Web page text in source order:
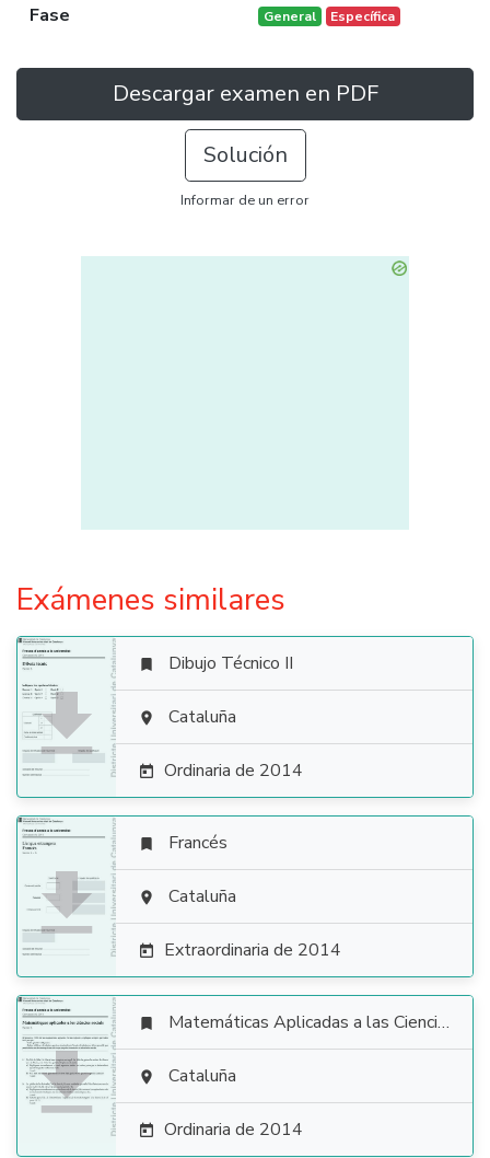
Fase General Específica
Descargar examen en PDF
Solución
Informar de un error
Exámenes similares

 Dibujo Técnico II
 Cataluña
 Ordinaria de 2014

 Francés
 Cataluña
 Extraordinaria de 2014

 Matemáticas Aplicadas a las Ciencias Sociales
 Cataluña
 Ordinaria de 2014